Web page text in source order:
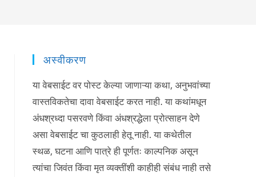
अस्वीकरण
या वेबसाईट वर पोस्ट केल्या जाणाऱ्या कथा, अनुभवांच्या
वास्तविकतेचा दावा वेबसाईट करत नाही. या कथांमधून
अंधश्रध्दा पसरवणे किंवा अंधश्रद्धेला प्रोत्साहन देणे
असा वेबसाईट चा कुठलाही हेतू नाही. या कथेतील
स्थळ, घटना आणि पात्रे ही पूर्णतः काल्पनिक असून
त्यांचा जिवंत किंवा मृत व्यक्तींशी काहीही संबंध नाही तसे